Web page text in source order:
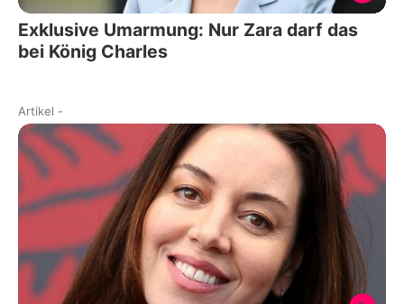
Exklusive Umarmung: Nur Zara darf das
bei König Charles
Artikel -